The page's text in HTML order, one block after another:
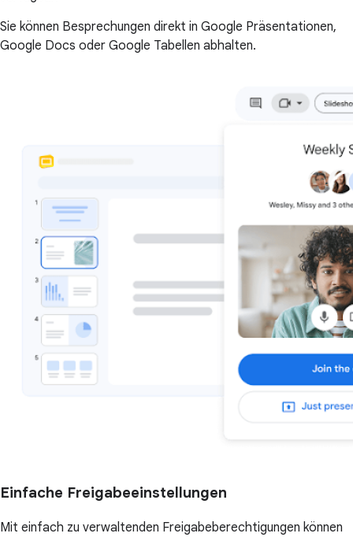
Sie können Besprechungen direkt in Google Präsentationen,
Google Docs oder Google Tabellen abhalten.
Einfache Freigabeeinstellungen
Mit einfach zu verwaltenden Freigabeberechtigungen können